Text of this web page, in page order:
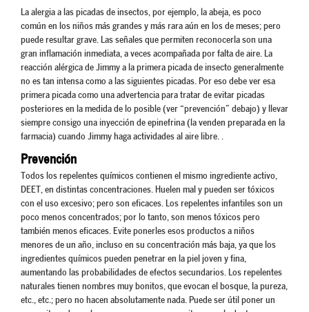
La alergia a las picadas de insectos, por ejemplo, la abeja, es poco
común en los niños más grandes y más rara aún en los de meses; pero
puede resultar grave. Las señales que permiten reconocerla son una
gran inflamación inmediata, a veces acompañada por falta de aire. La
reacción alérgica de Jimmy a la primera picada de insecto generalmente
no es tan intensa como a las siguientes picadas. Por eso debe ver esa
primera picada como una advertencia para tratar de evitar picadas
posteriores en la medida de lo posible (ver “prevención” debajo) y llevar
siempre consigo una inyección de epinefrina (la venden preparada en la
farmacia) cuando Jimmy haga actividades al aire libre. .
Prevención
Todos los repelentes químicos contienen el mismo ingrediente activo,
DEET, en distintas concentraciones. Huelen mal y pueden ser tóxicos
con el uso excesivo; pero son eficaces. Los repelentes infantiles son un
poco menos concentrados; por lo tanto, son menos tóxicos pero
también menos eficaces. Evite ponerles esos productos a niños
menores de un año, incluso en su concentración más baja, ya que los
ingredientes químicos pueden penetrar en la piel joven y fina,
aumentando las probabilidades de efectos secundarios. Los repelentes
naturales tienen nombres muy bonitos, que evocan el bosque, la pureza,
etc., etc.; pero no hacen absolutamente nada. Puede ser útil poner un